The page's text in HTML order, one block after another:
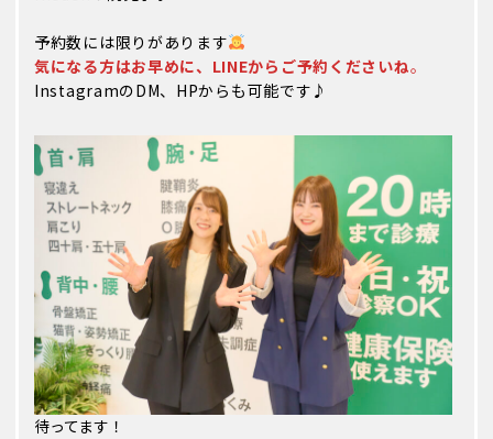
予約数には限りがあります
気になる方はお早めに、LINEからご予約くださいね。
InstagramのDM、HPからも可能です♪
待ってます！